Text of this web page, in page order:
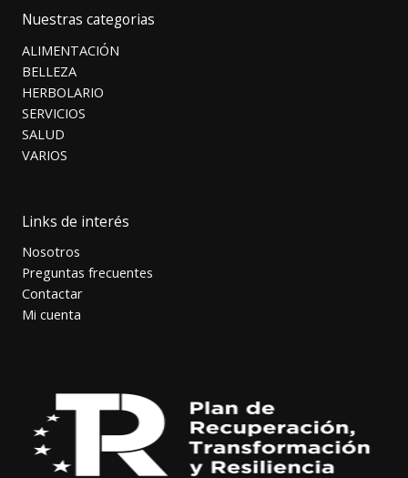
Nuestras categorias
ALIMENTACIÓN
BELLEZA
HERBOLARIO
SERVICIOS
SALUD
VARIOS
Links de interés
Nosotros
Preguntas frecuentes
Contactar
Mi cuenta